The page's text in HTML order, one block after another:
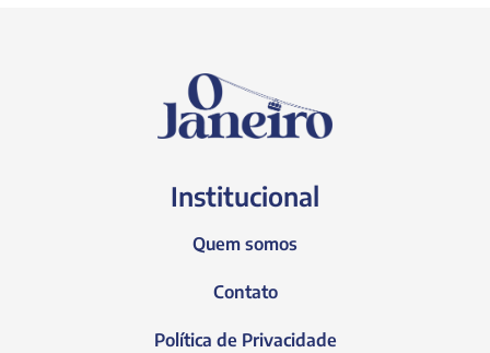
Institucional
Quem somos
Contato
Política de Privacidade